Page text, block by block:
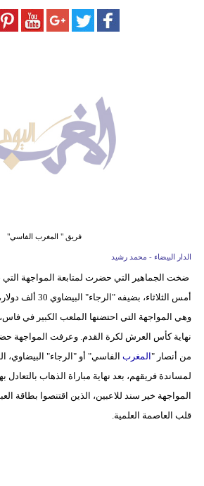
فريق " المغرب الفاسي"
الدار البيضاء - محمد رشيد
ضخت الجماهير التي حضرت لمتابعة المواجهة
أمس الثلاثاء،
وهي المواجهة التي احتضنها الملعب الكبير في
نهاية كأس العرش لكرة القدم. وعرفت المواجهة
من أنصار "المغرب الفاسي" أو "الرجاء" البيضاوي،
لمساندة فريقهم، بعد نهاية مباراة الذهاب بالتعادل
المواجهة خير سند للاعبين، الذين اقتنصوا بطاقة
قلب العاصمة العلمية.